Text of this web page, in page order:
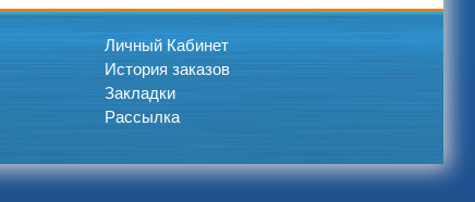
Личный Кабинет
История заказов
Закладки
Рассылка